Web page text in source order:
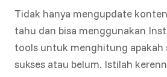
Tidak hanya mengupdate
tahu dan bisa menggunakan
tools untuk menghitung apakah
sukses atau belum. Istilah